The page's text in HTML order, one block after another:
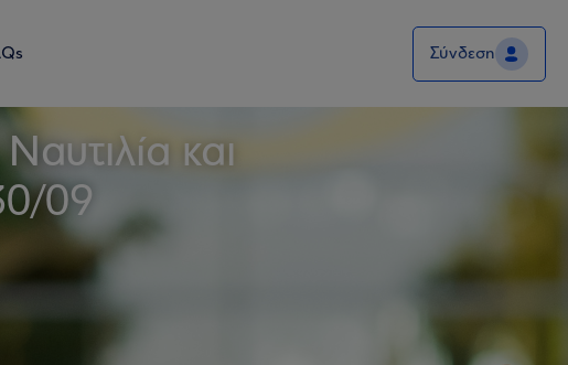
Σύνδεση
και
09